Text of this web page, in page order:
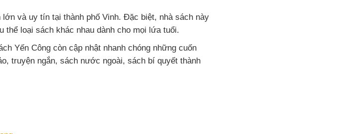
và uy tín tại thành phố Vinh. Đặc biệt, nhà sách này
thể loại sách khác nhau dành cho mọi lứa tuổi.
Yến Công còn cập nhật nhanh chóng những cuốn
truyện ngắn, sách nước ngoài, sách bí quyết thành